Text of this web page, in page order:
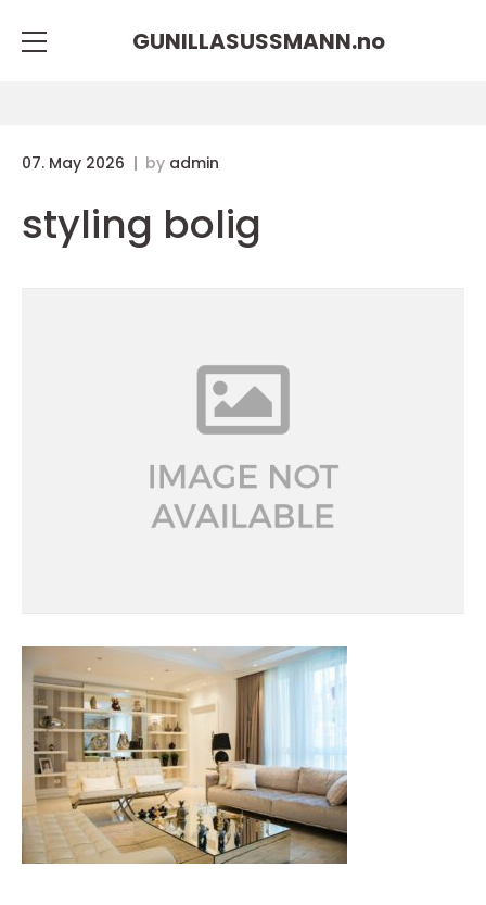
GUNILLASUSSMANN.no
07. May 2026 by admin
styling bolig